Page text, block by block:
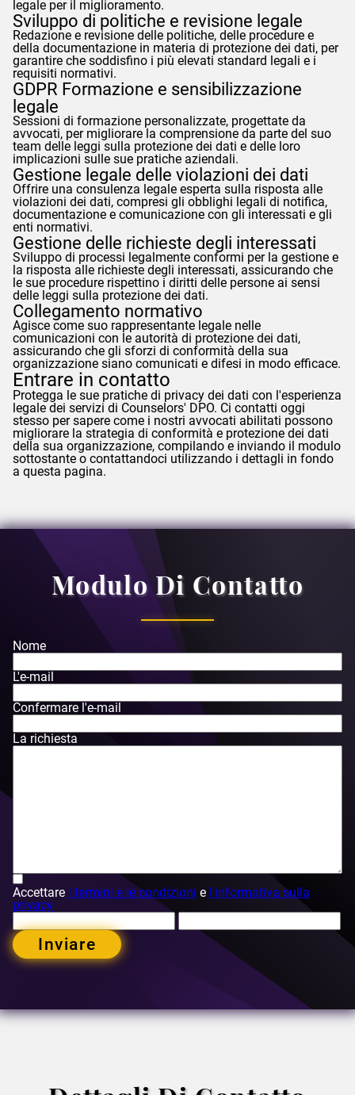
legale per il miglioramento.
Sviluppo di politiche e revisione legale
Redazione e revisione delle politiche, delle procedure e
della documentazione in materia di protezione dei dati, per
garantire che soddisfino i più elevati standard legali e i
requisiti normativi.
GDPR Formazione e sensibilizzazione
legale
Sessioni di formazione personalizzate, progettate da
avvocati, per migliorare la comprensione da parte del suo
team delle leggi sulla protezione dei dati e delle loro
implicazioni sulle sue pratiche aziendali.
Gestione legale delle violazioni dei dati
Offrire una consulenza legale esperta sulla risposta alle
violazioni dei dati, compresi gli obblighi legali di notifica,
documentazione e comunicazione con gli interessati e gli
enti normativi.
Gestione delle richieste degli interessati
Sviluppo di processi legalmente conformi per la gestione e
la risposta alle richieste degli interessati, assicurando che
le sue procedure rispettino i diritti delle persone ai sensi
delle leggi sulla protezione dei dati.
Collegamento normativo
Agisce come suo rappresentante legale nelle
comunicazioni con le autorità di protezione dei dati,
assicurando che gli sforzi di conformità della sua
organizzazione siano comunicati e difesi in modo efficace.
Entrare in contatto
Protegga le sue pratiche di privacy dei dati con l'esperienza
legale dei servizi di Counselors' DPO. Ci contatti oggi
stesso per sapere come i nostri avvocati abilitati possono
migliorare la strategia di conformità e protezione dei dati
della sua organizzazione, compilando e inviando il modulo
sottostante o contattandoci utilizzando i dettagli in fondo
a questa pagina.
Modulo Di Contatto
Nome
L'e-mail
Confermare l'e-mail
La richiesta
Accettare i termini e le condizioni e l'informativa sulla
privacy
Inviare